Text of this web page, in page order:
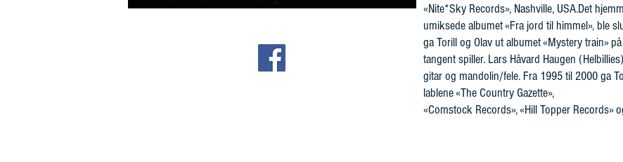
«Nite*Sky Records», Nashville, USA.Det
umiksede albumet «Fra jord til himmel», ble
ga Torill og Olav ut albumet «Mystery train»
tangent spiller. Lars Håvard Haugen
gitar og mandolin/fele. Fra 1995 til 2000 ga
lablene «The Country Gazette»,
«Comstock Records», «Hill Topper Records»